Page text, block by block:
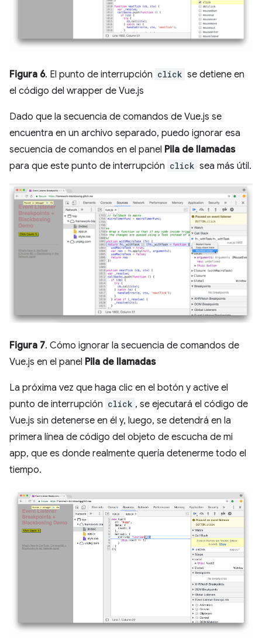
Figura 6. El punto de interrupción click se detiene en
el código del wrapper de Vue.js
Dado que la secuencia de comandos de Vue.js se
encuentra en un archivo separado, puedo ignorar esa
secuencia de comandos en el panel Pila de llamadas
para que este punto de interrupción click sea más útil.
Figura 7. Cómo ignorar la secuencia de comandos de
Vue.js en el panel Pila de llamadas
La próxima vez que haga clic en el botón y active el
punto de interrupción click , se ejecutará el código de
Vue.js sin detenerse en él y, luego, se detendrá en la
primera línea de código del objeto de escucha de mi
app, que es donde realmente quería detenerme todo el
tiempo.